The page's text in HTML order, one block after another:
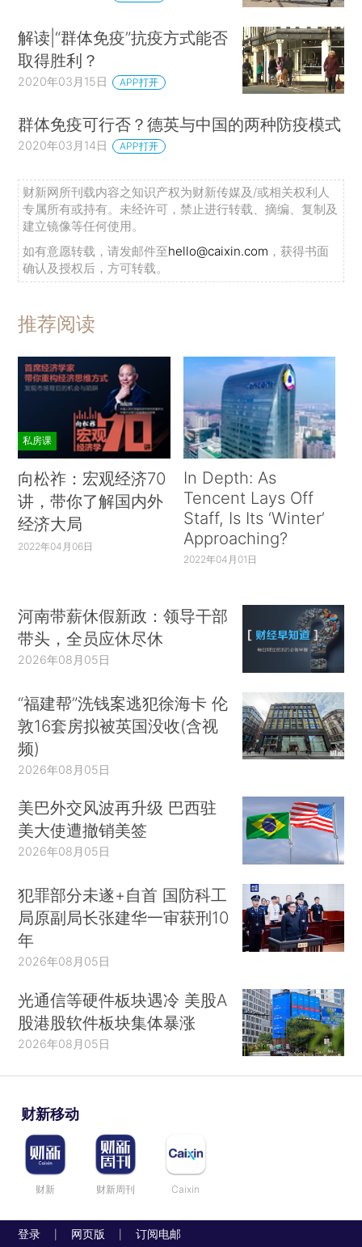
解读|“群体免疫”抗疫方式能否
取得胜利？
2020年03月15日 APP打开
群体免疫可行否？德英与中国的两种防疫模式
2020年03月14日 APP打开
财新网所刊载内容之知识产权为财新传媒及/或相关权利人
专属所有或持有。未经许可，禁止进行转载、摘编、复制及
建立镜像等任何使用。
如有意愿转载，请发邮件至hello@caixin.com ，获得书面
确认及授权后，方可转载。
推荐阅读
私房课
向松祚：宏观经济70
讲，带你了解国内外
经济大局
2022年04月06日
In Depth: As
Tencent Lays Off
Staff, Is Its ‘Winter’
Approaching?
2022年04月01日
河南带薪休假新政：领导干部
带头，全员应休尽休
2026年08月05日
“福建帮”洗钱案逃犯徐海卡 伦
敦16套房拟被英国没收(含视
频)
2026年08月05日
美巴外交风波再升级 巴西驻
美大使遭撤销美签
2026年08月05日
犯罪部分未遂+自首 国防科工
局原副局长张建华一审获刑10
年
2026年08月05日
光通信等硬件板块遇冷 美股A
股港股软件板块集体暴涨
2026年08月05日
财新移动
财新 财新周刊 Caixin
登录 网页版 订阅电邮